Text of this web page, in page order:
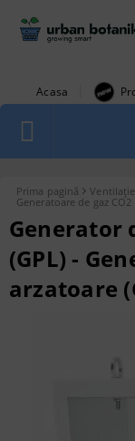
Acasa
1
Prima pagină
Generatoare de gaz CO2
Generator
(GPL) -
arzatoare